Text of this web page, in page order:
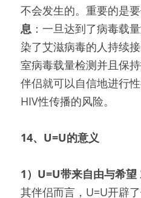
不会发生的。重要的是
息 ：一旦达到了病毒载
染了艾滋病毒的人持续
室病毒载量检测并且保
伴侣就可以自信地进行
HIV性传播的风险。
14、U=U的意义
1）U=U带来自由与希望
其伴侣而言，U=U开辟